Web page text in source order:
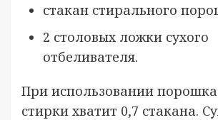
стакан стирального
2 столовых ложки сухого
отбеливателя.
При использовании
стирки хватит 0,7 стакана.